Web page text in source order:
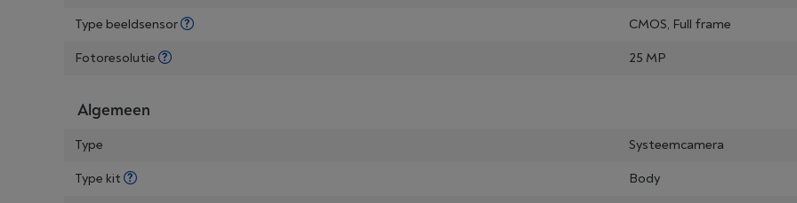
Type beeldsensor
CMOS, Full frame
Fotoresolutie
25 MP
Algemeen
Type
Systeemcamera
Type kit
Body